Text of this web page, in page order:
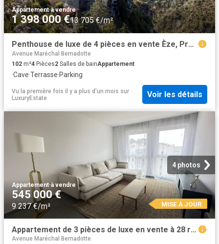
Appartement·à vendre
1 398 000 €13 705 €/m²
Penthouse de luxe de 4 pièces en vente Èze, Provence Alpes Côte d'Azur
Avenue Maréchal Bernadotte
102 m²4 Pièces2 Salles de bainAppartement
·Cave·Terrasse·Parking
Vu la première fois il y a plus d'un mois sur
LuxuryEstate
Voir les détails
4 photos
Appartement·à vendre
545 000 €
9 237 €/m² MISE À JOUR
Appartement de 3 pièces de luxe en vente à 28 rue Edouard Scoffier, Nice, Alpes Maritimes, Provence Alpes Côte d'Azur
Avenue Maréchal Bernadotte